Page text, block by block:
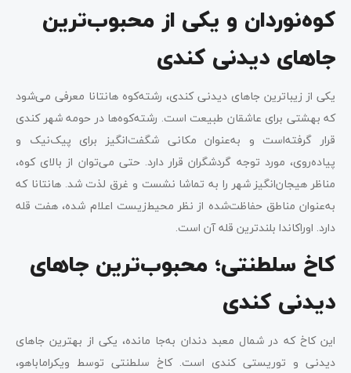
کوه‌نوردان و یکی از محبوب‌ترین
جاهای دیدنی کندی
یکی از زیباترین جاهای دیدنی کندی، رشته‌کوه هانتانا معرفی می‌شود
که بهشتی برای عاشقان طبیعت است. رشته‌کوه‌ها در حومه شهر کندی
قرار گرفته‌است و به‌عنوان مکانی شگفت‌انگیز برای پیک‌نیک و
پیاده‌روی، مورد توجه گردشگران قرار دارد. حتی می‌توان از بالای کوه،
مناظر هیجان‌انگیز شهر را به تماشا نشست و غرق لذت شد. هانتانا که
به‌عنوان مناطق حفاظت‌شده از نظر محیط‌‌زیست اعلام شده، هفت قله
دارد. اوراکاندا بلندترین قله آن است.
کاخ سلطنتی؛ محبوب‌ترین جاهای
دیدنی کندی
این کاخ که در شمال معبد دندان به‌جا مانده، یکی از بهترین جاهای
دیدنی و توریستی کندی است. کاخ سلطنتی توسط ویکراماباهو،